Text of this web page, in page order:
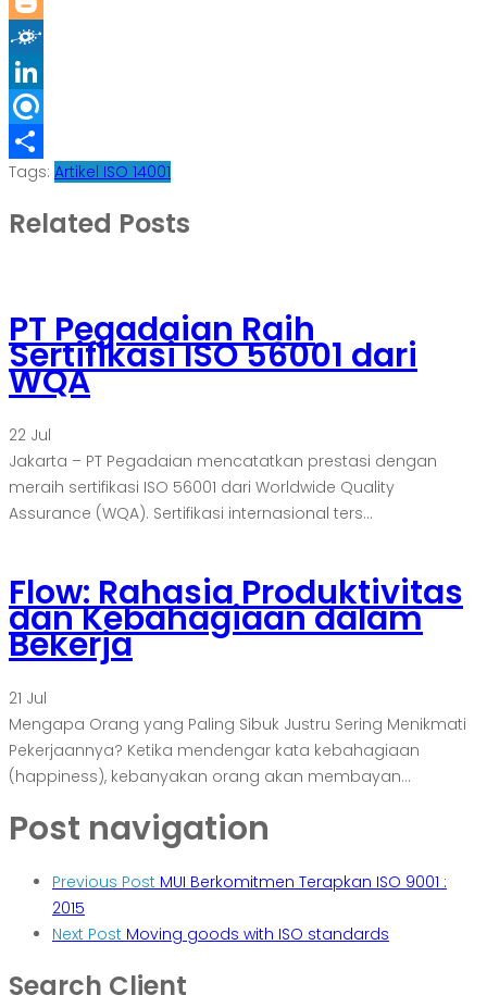
Blogger
Folkd
LinkedIn
Refind
Share
Tags: Artikel ISO 14001
Related Posts
PT Pegadaian Raih
Sertifikasi ISO 56001 dari
WQA
22 Jul
Jakarta – PT Pegadaian mencatatkan prestasi dengan
meraih sertifikasi ISO 56001 dari Worldwide Quality
Assurance (WQA). Sertifikasi internasional ters...
Flow: Rahasia Produktivitas
dan Kebahagiaan dalam
Bekerja
21 Jul
Mengapa Orang yang Paling Sibuk Justru Sering Menikmati
Pekerjaannya? Ketika mendengar kata kebahagiaan
(happiness), kebanyakan orang akan membayan...
Post navigation
Previous Post MUI Berkomitmen Terapkan ISO 9001 :
2015
Next Post Moving goods with ISO standards
Search Client